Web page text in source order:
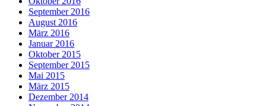
September 2016
August 2016
März 2016
Januar 2016
Oktober 2015
September 2015
Mai 2015
März 2015
Dezember 2014